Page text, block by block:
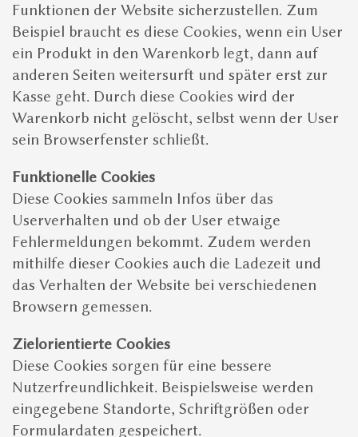
Funktionen der Website sicherzustellen. Zum
Beispiel braucht es diese Cookies, wenn ein User
ein Produkt in den Warenkorb legt, dann auf
anderen Seiten weitersurft und später erst zur
Kasse geht. Durch diese Cookies wird der
Warenkorb nicht gelöscht, selbst wenn der User
sein Browserfenster schließt.
Funktionelle Cookies
Diese Cookies sammeln Infos über das
Userverhalten und ob der User etwaige
Fehlermeldungen bekommt. Zudem werden
mithilfe dieser Cookies auch die Ladezeit und
das Verhalten der Website bei verschiedenen
Browsern gemessen.
Zielorientierte Cookies
Diese Cookies sorgen für eine bessere
Nutzerfreundlichkeit. Beispielsweise werden
eingegebene Standorte, Schriftgrößen oder
Formulardaten gespeichert.